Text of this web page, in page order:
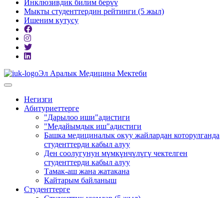
Инклюзивдик билим берүү
Мыкты студенттердин рейтинги (5 жыл)
Ишеним кутусу
Эл Аралык Медицина Мектеби
Негизги
Абитуриеттерге
"Дарылоо иши"адистиги
"Медайымдык иш"адистиги
Башка медициналык окуу жайлардан которулганда
студенттерди кабыл алуу
Ден соолугунун мүмкүнчүлүгү чектелген
студенттерди кабыл алуу
Тамак-аш жана жатакана
Кайтарым байланыш
Студенттерге